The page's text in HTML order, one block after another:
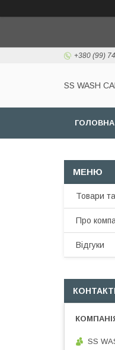
+380 (99)
SS WASH
ГОЛОВНА
Товари
Про
Відгуки
SS